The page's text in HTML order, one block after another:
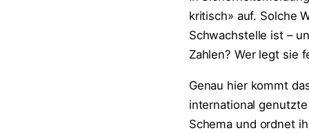
kritisch» auf. Solche
Schwachstelle ist –
Zahlen? Wer legt sie
Genau hier kommt
international
Schema und ordnet